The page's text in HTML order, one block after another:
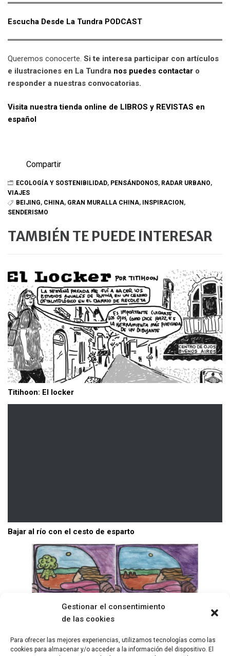
Gestionar el consentimiento
de las cookies
Para ofrecer las mejores experiencias, utilizamos tecnologías como las
cookies para almacenar y/o acceder a la información del dispositivo. El
Escucha Desde La Tundra PODCAST
Queremos conocerte. Si te interesa participar con artículos
e ilustraciones en La Tundra nos puedes contactar o
responder a nuestras convocatorias.
Visita nuestra tienda online de LIBROS y REVISTAS en
español
Compartir
ECOLOGÍA Y SOSTENIBILIDAD, PENSÁNDONOS, RADAR URBANO,
VIAJES
BEIJING, CHINA, GRAN MURALLA CHINA, INSPIRACION,
SENDERISMO
TAMBIÉN TE PUEDE INTERESAR
Titihoon: El locker
Bajar al río con el cesto de esparto